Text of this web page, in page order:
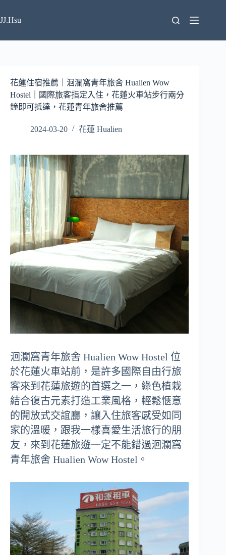
至
要
JJ.Hsu
花蓮住宿推薦｜洄瀾窩青年旅舍 Hualien Wow
Hostel｜國際旅客指定入住，花蓮火車站步行兩分
鐘即可抵達，花蓮青年旅舍推薦
2024-03-20 花蓮 Hualien
洄瀾窩青年旅舍 Hualien Wow Hostel 位
於花蓮火車站前，是許多國際自由行旅
客來到花蓮旅遊的首選之一，綠色植栽
結合復古元素打造工業風格，輕鬆愜意
的開放式交誼廳，讓入住旅客感受如同
家的溫暖，跟我一樣喜愛生活旅行的朋
友，來到花蓮旅遊一定不能錯過洄瀾窩
青年旅舍 Hualien Wow Hostel。